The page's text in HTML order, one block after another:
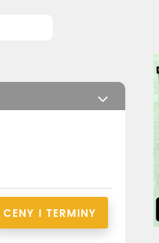
CENY I TERMINY